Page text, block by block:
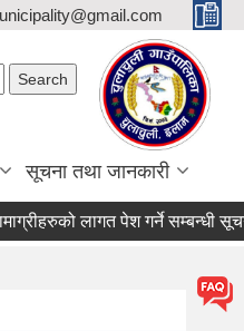
सूचना तथा जानकारी
लागत पेश गर्ने सम्बन्धी सूचना।